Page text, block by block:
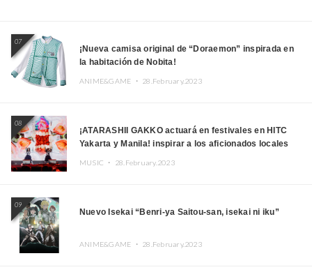
07
¡Nueva camisa original de “Doraemon” inspirada en
la habitación de Nobita!
ANIME&GAME ・ 28.February.2023
08
¡ATARASHII GAKKO actuará en festivales en HITC
Yakarta y Manila! inspirar a los aficionados locales
MUSIC ・ 28.February.2023
09
Nuevo Isekai “Benri-ya Saitou-san, isekai ni iku”
ANIME&GAME ・ 28.February.2023